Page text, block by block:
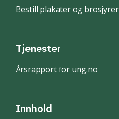
Bestill plakater og brosjyrer
Tjenester
Årsrapport for ung.no
Innhold